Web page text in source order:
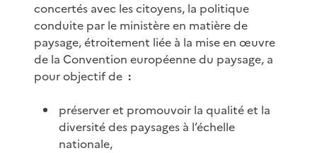
concertés avec les citoyens, la politique
conduite par le ministère en matière de
paysage, étroitement liée à la mise en œuvre
de la Convention européenne du paysage, a
pour objectif de :
préserver et promouvoir la qualité et la
diversité des paysages à l’échelle
nationale,